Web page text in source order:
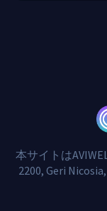
本サイトは
2200, Geri